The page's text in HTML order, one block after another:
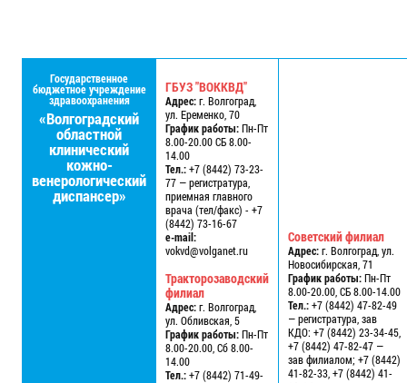
Государственное
бюджетное учреждение
здравоохранения
«Волгоградский
областной
клинический
кожно-
венерологический
диспансер»
ГБУЗ "ВОККВД"
Адрес:г. Волгоград,
ул. Еременко, 70
График работы:Пн-Пт
8.00-20.00 СБ 8.00-
14.00
Тел.:+7 (8442) 73-23-
77 — регистратура,
приемная главного
врача (тел/факс) - +7
(8442) 73-16-67
e-mail:
vokvd@volganet.ru
Тракторозаводский
филиал
Адрес:г. Волгоград,
ул. Обливская, 5
График работы:Пн-Пт
8.00-20.00, Сб 8.00-
14.00
Тел.:+7 (8442) 71-49-
Советский филиал
Адрес:г. Волгоград, ул.
Новосибирская, 71
График работы:Пн-Пт
8.00-20.00, СБ 8.00-14.00
Тел.:+7 (8442) 47-82-49
— регистратура, зав
КДО: +7 (8442) 23-34-45,
+7 (8442) 47-82-47 —
зав филиалом; +7 (8442)
41-82-33, +7 (8442) 41-